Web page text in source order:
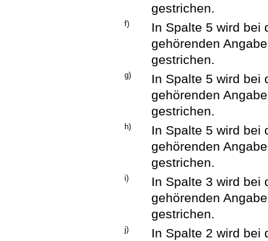
gestrichen.
f)
In Spalte 5 wird bei
gehörenden
gestrichen.
g)
In Spalte 5 wird bei
gehörenden
gestrichen.
h)
In Spalte 5 wird bei
gehörenden
gestrichen.
i)
In Spalte 3 wird bei
gehörenden
gestrichen.
j)
In Spalte 2 wird bei